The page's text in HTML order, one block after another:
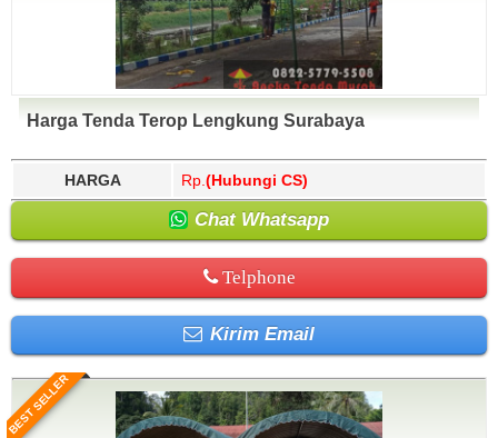
Harga Tenda Terop Lengkung Surabaya
HARGA Rp. (Hubungi CS)
Chat Whatsapp
Telphone
Kirim Email
BEST SELLER